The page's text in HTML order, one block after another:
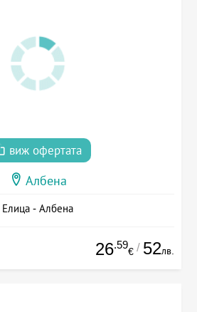
виж офертата
Албена
Елица - Албена
26.59
€ / 52лв.